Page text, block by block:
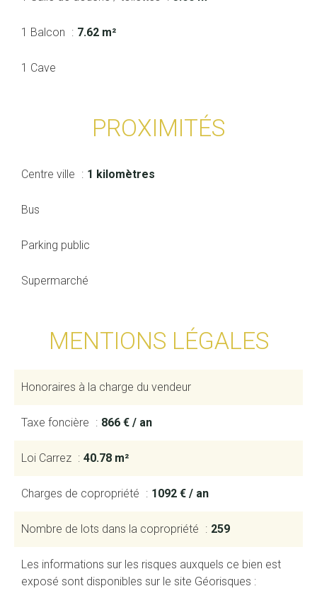
1 Balcon 7.62 m²
1 Cave
PROXIMITÉS
Centre ville 1 kilomètres
Bus
Parking public
Supermarché
MENTIONS LÉGALES
Honoraires à la charge du vendeur
Taxe foncière 866 € / an
Loi Carrez 40.78 m²
Charges de copropriété 1092 € / an
Nombre de lots dans la copropriété 259
Les informations sur les risques auxquels ce bien est
exposé sont disponibles sur le site Géorisques :